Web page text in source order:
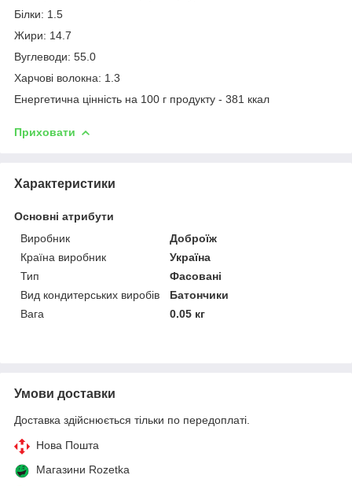
Білки: 1.5
Жири: 14.7
Вуглеводи: 55.0
Харчові волокна: 1.3
Енергетична цінність на 100 г продукту - 381 ккал
Приховати
Характеристики
Основні атрибути
Виробник
Доброїж
Країна виробник
Україна
Тип
Фасовані
Вид кондитерських виробів
Батончики
Вага
0.05 кг
Умови доставки
Доставка здійснюється тільки по передоплаті.
Нова Пошта
Магазини Rozetka